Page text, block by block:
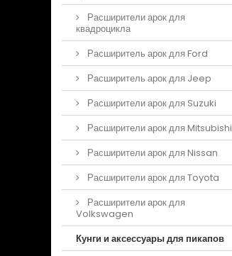
Расширители арок для
квадроцикла
Расширитель арок для Ford
Расширитель арок для Jeep
Расширители арок для Suzuki
Расширители арок для Mitsubishi
Расширители арок для Nissan
Расширители арок для Toyota
Расширители арок для
Volkswagen
Кунги и аксессуары для пикапов